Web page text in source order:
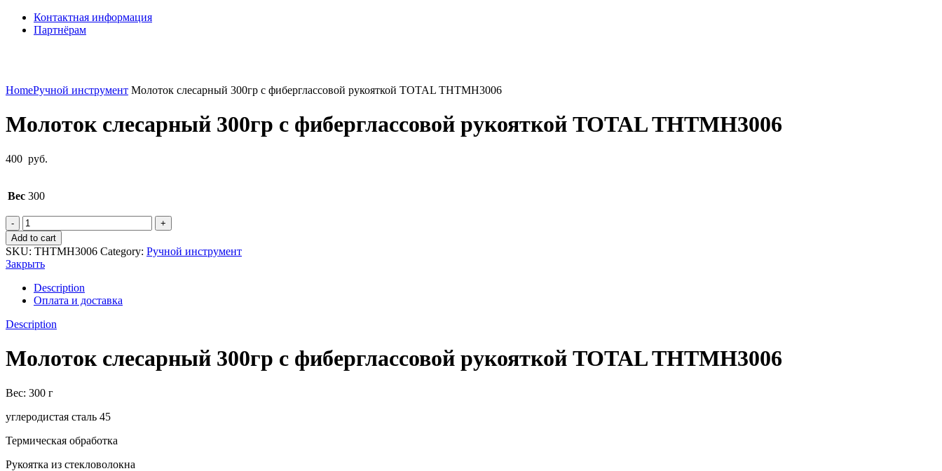
Контактная информация
Партнёрам
HomeРучной инструмент Молоток слесарный 300гр с фиберглассовой рукояткой TOTAL THTMH3006
Молоток слесарный 300гр с фиберглассовой рукояткой TOTAL THTMH3006
400 руб.
Вес 300
Молоток
слесарный
300гр
с
фиберглассовой
рукояткой
TOTAL
THTMH3006
quantity
Add to cart
SKU: THTMH3006 Category: Ручной инструмент
Закрыть
Description
Оплата и доставка
Description
Молоток слесарный 300гр с фиберглассовой рукояткой TOTAL THTMH3006
Вес: 300 г
углеродистая сталь 45
Термическая обработка
Рукоятка из стекловолокна